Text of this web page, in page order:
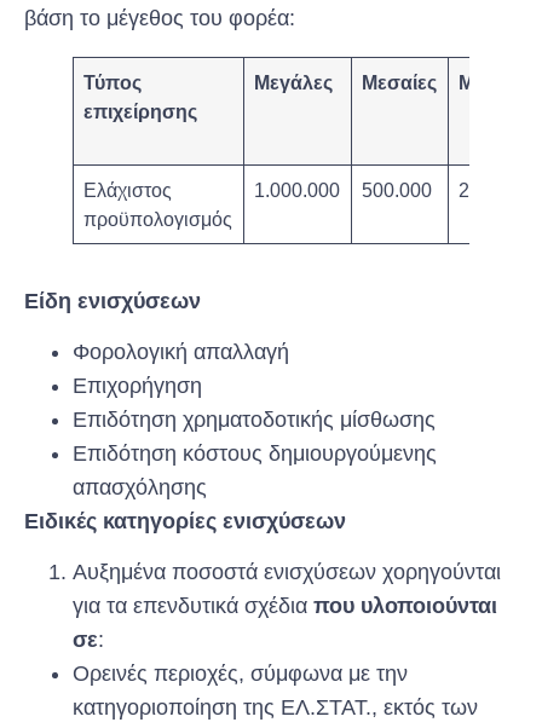
βάση το μέγεθος του φορέα:
Τύπος
επιχείρησης
Μεγάλες Μεσαίες Μικρές
Ελάχιστος
προϋπολογισμός
1.000.000 500.000 250.000
Είδη ενισχύσεων
Φορολογική απαλλαγή
Επιχορήγηση
Επιδότηση χρηματοδοτικής μίσθωσης
Επιδότηση κόστους δημιουργούμενης
απασχόλησης
Ειδικές κατηγορίες ενισχύσεων
Αυξημένα ποσοστά ενισχύσεων χορηγούνται
για τα επενδυτικά σχέδια που υλοποιούνται
σε:
Ορεινές περιοχές, σύμφωνα με την
κατηγοριοποίηση της ΕΛ.ΣΤΑΤ., εκτός των